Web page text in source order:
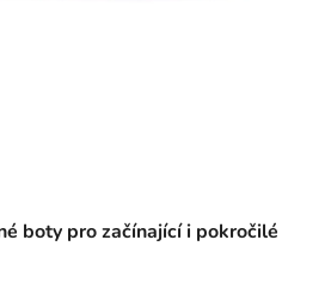
boty pro začínající i pokročilé